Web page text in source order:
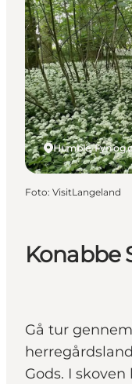
Mad og
Overnatning
Book lokale
Konabbe
Gå tur
Gods. I
Humble, Fyn og
Foto: VisitLangeland